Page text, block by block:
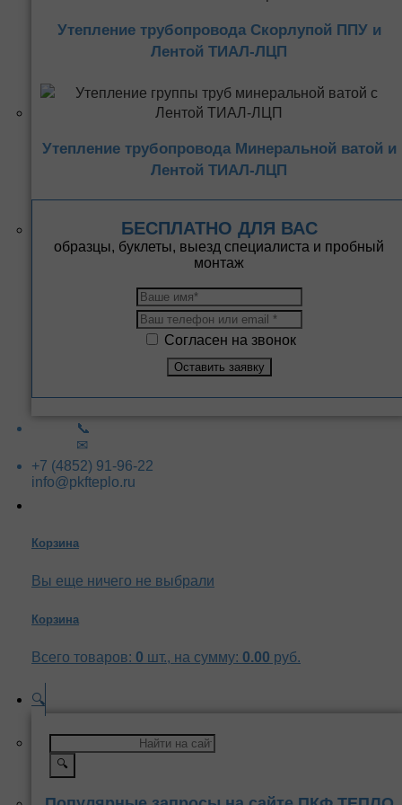
Утепление трубопровода Скорлупой ППУ и
Лентой ТИАЛ-ЛЦП
Утепление трубопровода Минеральной ватой и
Лентой ТИАЛ-ЛЦП
БЕСПЛАТНО ДЛЯ ВАС
образцы, буклеты, выезд специалиста и пробный
монтаж
Согласен на звонок
📞
✉
+7 (4852) 91-96-22
info@pkfteplo.ru
Корзина
Вы еще ничего не выбрали
Корзина
Всего товаров: 0 шт., на сумму: 0.00 руб.
🔍
🔍